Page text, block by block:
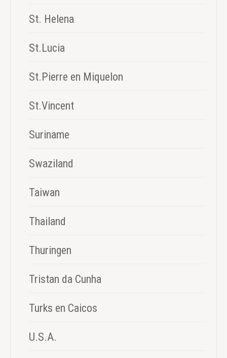
St. Helena
St.Lucia
St.Pierre en Miquelon
St.Vincent
Suriname
Swaziland
Taiwan
Thailand
Thuringen
Tristan da Cunha
Turks en Caicos
U.S.A.